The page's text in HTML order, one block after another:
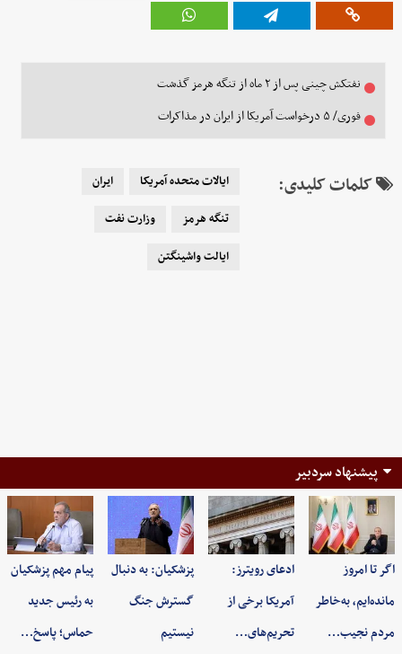
نفتکش چینی پس از ۲ ماه از تنگه هرمز گذشت
فوری/ ۵ درخواست آمریکا از ایران در مذاکرات
کلمات کلیدی: ایالات متحده آمریکا
ایران
تنگه هرمز
وزارت نفت
ایالت واشینگتن
پیشنهاد سردبیر
اگر تا امروز
مانده‌ایم، به‌خاطر
مردم نجیب…
ادعای رویترز:
آمریکا برخی از
تحریم‌های…
پزشکیان: به‌ دنبال
گسترش جنگ
نیستیم
پیام مهم پزشکیان
به رئیس جدید
حماس؛ پاسخ…